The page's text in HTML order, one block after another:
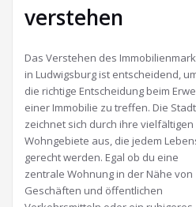
verstehen
Das Verstehen des
in Ludwigsburg ist entscheidend,
die richtige Entscheidung beim
einer Immobilie zu treffen. Die Stadt
zeichnet sich durch ihre vielfältigen
Wohngebiete aus, die jedem
gerecht werden. Egal ob du eine
zentrale Wohnung in der Nähe von
Geschäften und öffentlichen